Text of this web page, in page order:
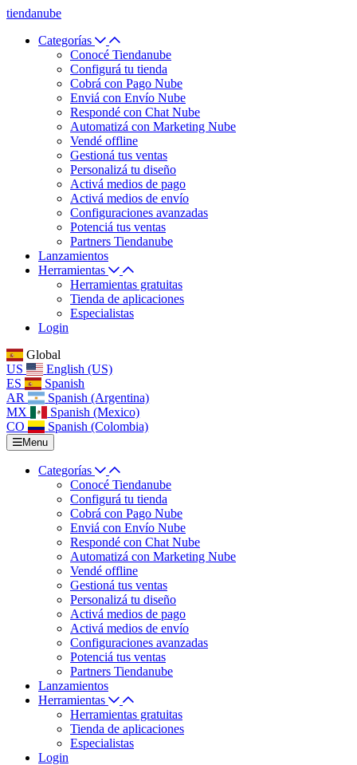
tiendanube
Categorías
Conocé Tiendanube
Configurá tu tienda
Cobrá con Pago Nube
Enviá con Envío Nube
Respondé con Chat Nube
Automatizá con Marketing Nube
Vendé offline
Gestioná tus ventas
Personalizá tu diseño
Activá medios de pago
Activá medios de envío
Configuraciones avanzadas
Potenciá tus ventas
Partners Tiendanube
Lanzamientos
Herramientas
Herramientas gratuitas
Tienda de aplicaciones
Especialistas
Login
Global
US
English (US)
ES
Spanish
AR
Spanish (Argentina)
MX
Spanish (Mexico)
CO
Spanish (Colombia)
Menu
Categorías
Conocé Tiendanube
Configurá tu tienda
Cobrá con Pago Nube
Enviá con Envío Nube
Respondé con Chat Nube
Automatizá con Marketing Nube
Vendé offline
Gestioná tus ventas
Personalizá tu diseño
Activá medios de pago
Activá medios de envío
Configuraciones avanzadas
Potenciá tus ventas
Partners Tiendanube
Lanzamientos
Herramientas
Herramientas gratuitas
Tienda de aplicaciones
Especialistas
Login